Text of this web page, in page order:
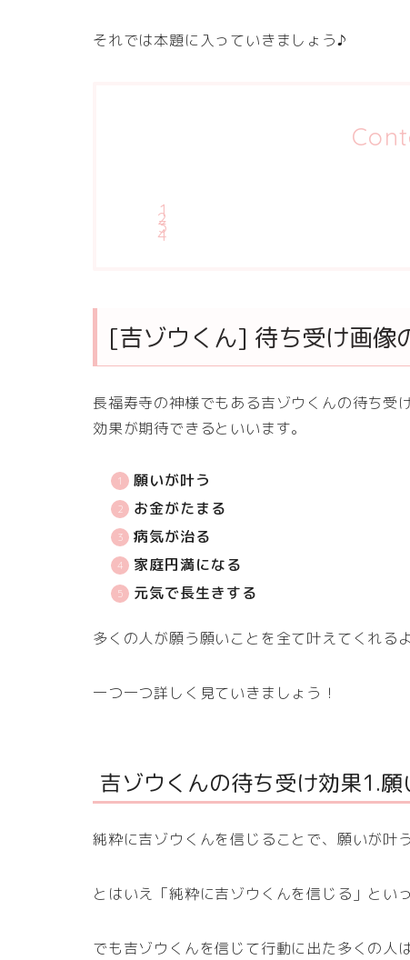
それでは本題に入っていきましょう♪
[吉ゾウくん] 待ち受け画像
長福寿寺の神様でもある吉ゾウくんの待ち受
効果が期待できるといいます。
願いが叶う
お金がたまる
病気が治る
家庭円満になる
元気で長生きする
多くの人が願う願いことを全て叶えてくれる
一つ一つ詳しく見ていきましょう！
吉ゾウくんの待ち受け効果1.願
純粋に吉ゾウくんを信じることで、願いが叶
とはいえ「純粋に吉ゾウくんを信じる」とい
でも吉ゾウくんを信じて行動に出た多くの人